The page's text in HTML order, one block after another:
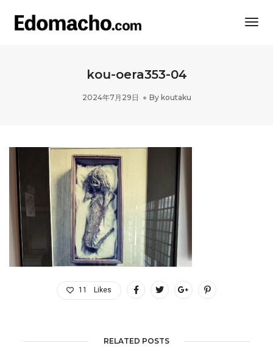
kou-oera353-04
2024年7月29日 By koutaku
11 Likes
RELATED POSTS